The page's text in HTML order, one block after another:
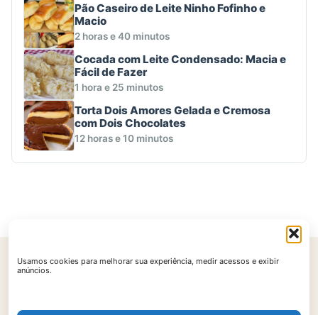
Usamos cookies para melhorar sua experiência, medir acessos e exibir
anúncios.
Pão Caseiro de Leite Ninho Fofinho e
Macio
2 horas e 40 minutos
Cocada com Leite Condensado: Macia e
Fácil de Fazer
1 hora e 25 minutos
Torta Dois Amores Gelada e Cremosa
com Dois Chocolates
12 horas e 10 minutos
Início Contato Política de Privacidade